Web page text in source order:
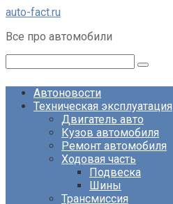
Перейти
контенту
auto-fact.ru
Все про автомобили
Автоновости
Техническая эксплуатация
Двигатель авто
Кузов автомобиля
Ремонт автомобиля
Ходовая часть
Подвеска
Шины
Трансмиссия